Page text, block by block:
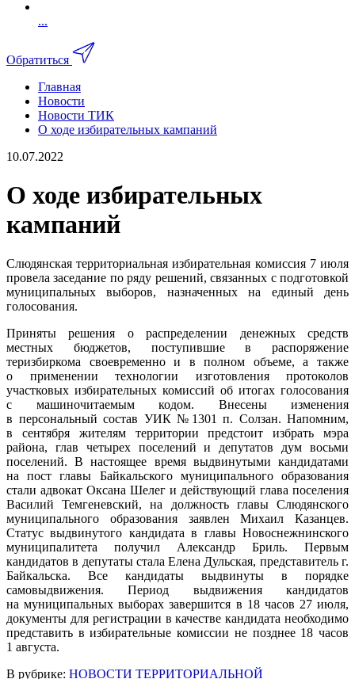
...
Обратиться
Главная
Новости
Новости ТИК
О ходе избирательных кампаний
10.07.2022
О ходе избирательных
кампаний
Слюдянская территориальная избирательная комиссия 7 июля
провела заседание по ряду решений, связанных с подготовкой
муниципальных выборов, назначенных на единый день
голосования.
Приняты решения о распределении денежных средств
местных бюджетов, поступившие в распоряжение
теризбиркома своевременно и в полном объеме, а также
о применении технологии изготовления протоколов
участковых избирательных комиссий об итогах голосования
с машиночитаемым кодом. Внесены изменения
в персональный состав УИК №1301 п. Солзан. Напомним,
в сентября жителям территории предстоит избрать мэра
района, глав четырех поселений и депутатов дум восьми
поселений. В настоящее время выдвинутыми кандидатами
на пост главы Байкальского муниципального образования
стали адвокат Оксана Шелег и действующий глава поселения
Василий Темгеневский, на должность главы Слюдянского
муниципального образования заявлен Михаил Казанцев.
Статус выдвинутого кандидата в главы Новоснежнинского
муниципалитета получил Александр Бриль. Первым
кандидатов в депутаты стала Елена Дульская, представитель г.
Байкальска. Все кандидаты выдвинуты в порядке
самовыдвижения. Период выдвижения кандидатов
на муниципальных выборах завершится в 18 часов 27 июля,
документы для регистрации в качестве кандидата необходимо
представить в избирательные комиссии не позднее 18 часов
1 августа.
В рубрике: НОВОСТИ ТЕРРИТОРИАЛЬНОЙ